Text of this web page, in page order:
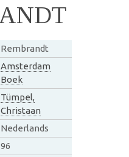
Rembrandt
Amsterdam
Boek
Tümpel,
Christaan
Nederlands
96